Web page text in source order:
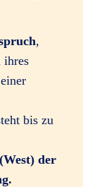
,
ihres
bis zu
der